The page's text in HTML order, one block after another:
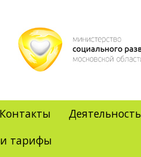
Контакты
Деятельность
и тарифы